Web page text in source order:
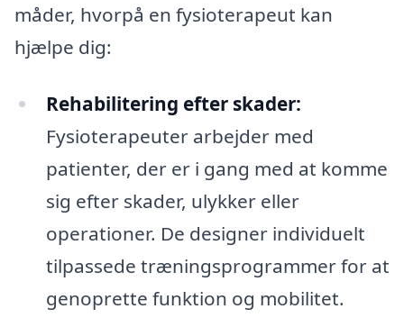
måder, hvorpå en fysioterapeut kan
hjælpe dig:
Rehabilitering efter skader:
Fysioterapeuter arbejder med
patienter, der er i gang med at komme
sig efter skader, ulykker eller
operationer. De designer individuelt
tilpassede træningsprogrammer for at
genoprette funktion og mobilitet.